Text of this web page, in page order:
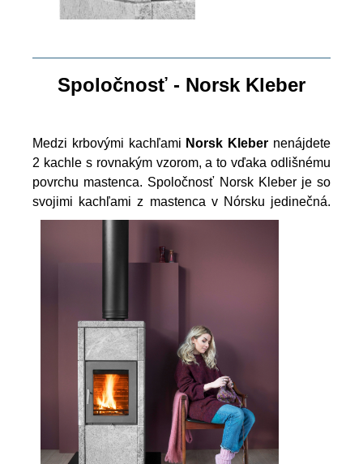
Spoločnosť - Norsk Kleber
Medzi krbovými kachľami Norsk Kleber nenájdete
2 kachle s rovnakým vzorom, a to vďaka odlišnému
povrchu mastenca. Spoločnosť Norsk Kleber je so
svojimi kachľami z mastenca v Nórsku jedinečná.